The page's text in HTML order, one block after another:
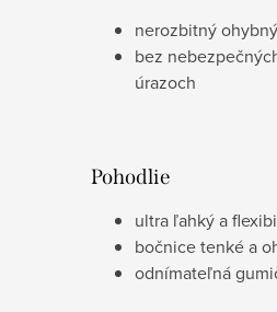
nerozbitný
bez
úrazoch
Pohodlie
ultra ľahký a
bočnice tenké a
odnímateľná